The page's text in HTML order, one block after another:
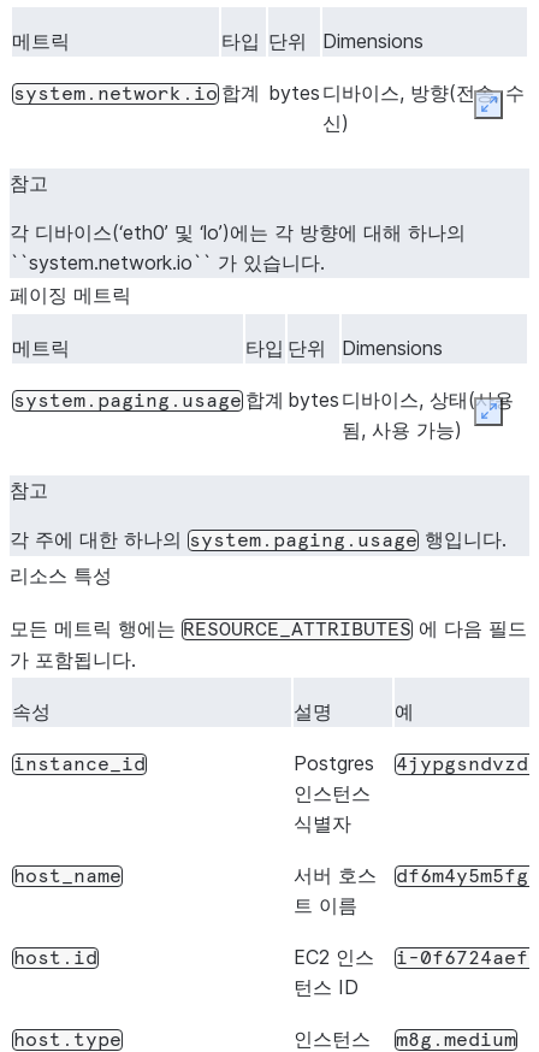
메트릭 타입 단위 Dimensions
system.network.io 합계 bytes 디바이스, 방향(전송, 수
신)
참고
각 디바이스(‘eth0’ 및 ‘lo’)에는 각 방향에 대해 하나의
``system.network.io`` 가 있습니다.
페이징 메트릭
메트릭 타입 단위 Dimensions
system.paging.usage 합계 bytes 디바이스, 상태(사용
됨, 사용 가능)
참고
각 주에 대한 하나의 system.paging.usage 행입니다.
리소스 특성
모든 메트릭 행에는 RESOURCE_ATTRIBUTES 에 다음 필드
가 포함됩니다.
속성 설명 예
instance_id
Postgres
인스턴스
식별자
host_name
서버 호스
트 이름
host.id
EC2 인스
턴스 ID
i-
host.type
인스턴스
m8g.medium